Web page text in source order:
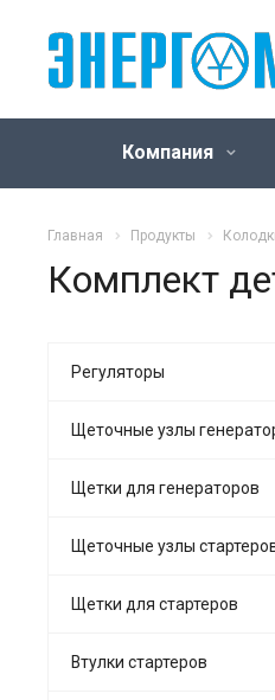
Компания
Главная Продукты
Комплект
Регуляторы
Щеточные узлы
Щетки для генераторов
Щеточные узлы
Щетки для стартеров
Втулки стартеров